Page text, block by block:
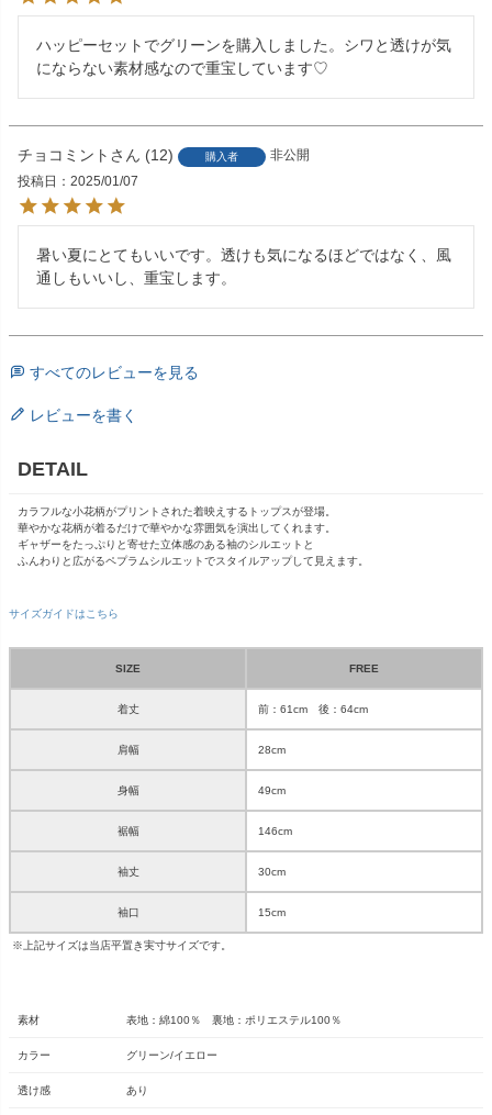
ハッピーセットでグリーンを購入しました。シワと透けが気
にならない素材感なので重宝しています♡
チョコミント 12 購入者
非公開
投稿日
2025/01/07
暑い夏にとてもいいです。透けも気になるほどではなく、風
通しもいいし、重宝します。
すべてのレビューを見る
レビューを書く
DETAIL
カラフルな小花柄がプリントされた着映えするトップスが登場。
華やかな花柄が着るだけで華やかな雰囲気を演出してくれます。
ギャザーをたっぷりと寄せた立体感のある袖のシルエットと
ふんわりと広がるペプラムシルエットでスタイルアップして見えます。
サイズガイドはこちら
SIZE FREE
着丈 前：61cm 後：64cm
肩幅 28cm
身幅 49cm
裾幅 146cm
袖丈 30cm
袖口 15cm
※上記サイズは当店平置き実寸サイズです。
素材 表地：綿100％ 裏地：ポリエステル100％
カラー グリーン/イエロー
透け感 あり